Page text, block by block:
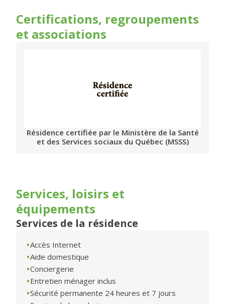
Certifications, regroupements
et associations
Résidence certifiée par le Ministère de la Santé
et des Services sociaux du Québec (MSSS)
Services, loisirs et
équipements
Services de la résidence
Accès Internet
Aide domestique
Conciergerie
Entretien ménager inclus
Sécurité permanente 24 heures et 7 jours